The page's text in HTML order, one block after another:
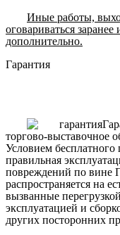
Иные работы,
оговариваться
дополнительно.
Гарантия
торгово-выставочное
Условием бесплатного
правильная
повреждений по вине
распространяется на
вызванные
эксплуатацией и
других посторонних